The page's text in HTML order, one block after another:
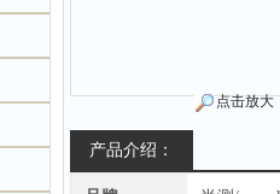
点击放大
产品介绍：